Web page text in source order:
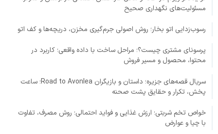
مسئولیت‌های نگهداری صحیح
رسوب‌زدایی اتو بخار؛ روش اصولی جرم‌گیری مخزن، دریچه‌ها و کف اتو
پرسونای مشتری چیست؟؛ مراحل ساخت با داده واقعی؛ کاربرد در
محتوا، محصول و مسیر فروش
سریال قصه‌های جزیره؛ داستان و بازیگران Road to Avonlea؛ ساعت
پخش، تکرار و حقایق پشت صحنه
خواص تخم شربتی؛ ارزش غذایی و فواید احتمالی؛ روش مصرف، تفاوت
با چیا و عوارض